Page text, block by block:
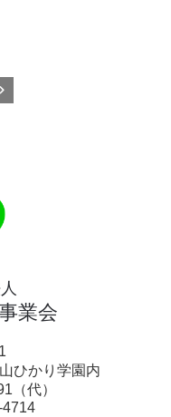
業会
ひかり学園内
（代）